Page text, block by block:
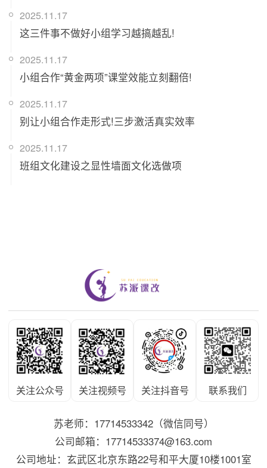
2025.11.17
这三件事不做好小组学习越搞越乱!
2025.11.17
小组合作“黄金两项”课堂效能立刻翻倍!
2025.11.17
别让小组合作走形式!三步激活真实效率
2025.11.17
班组文化建设之显性墙面文化选做项
关注公众号 关注视频号 关注抖音号 联系我们
苏老师：17714533342（微信同号）
公司邮箱：17714533374@163.com
公司地址：玄武区北京东路22号和平大厦10楼1001室